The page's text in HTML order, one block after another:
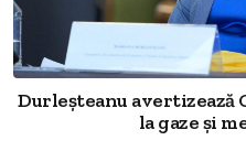
Durleșteanu avertizează
la gaze și